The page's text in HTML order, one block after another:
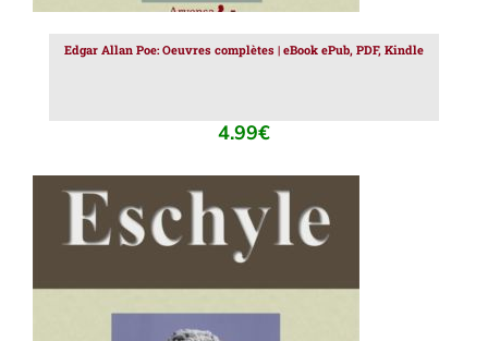
Edgar Allan Poe: Oeuvres complètes | eBook ePub, PDF, Kindle
4.99€